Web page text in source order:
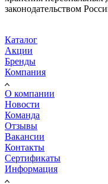
законодательством
Каталог
Акции
Бренды
Компания
О компании
Новости
Команда
Отзывы
Вакансии
Контакты
Сертификаты
Информация